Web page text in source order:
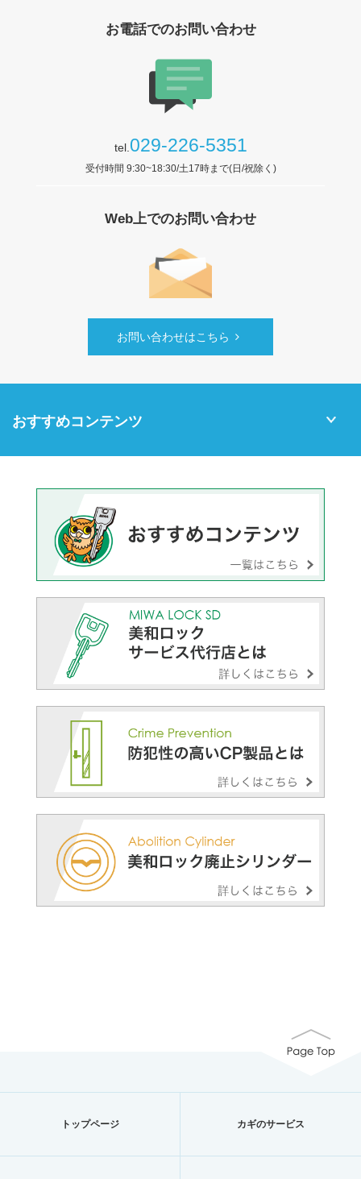
お電話でのお問い合わせ
tel. 029-226-5351
受付時間 9:30~18:30/土17時まで(日/祝除く)
Web上でのお問い合わせ
お問い合わせはこちら
おすすめコンテンツ
トップページ カギのサービス